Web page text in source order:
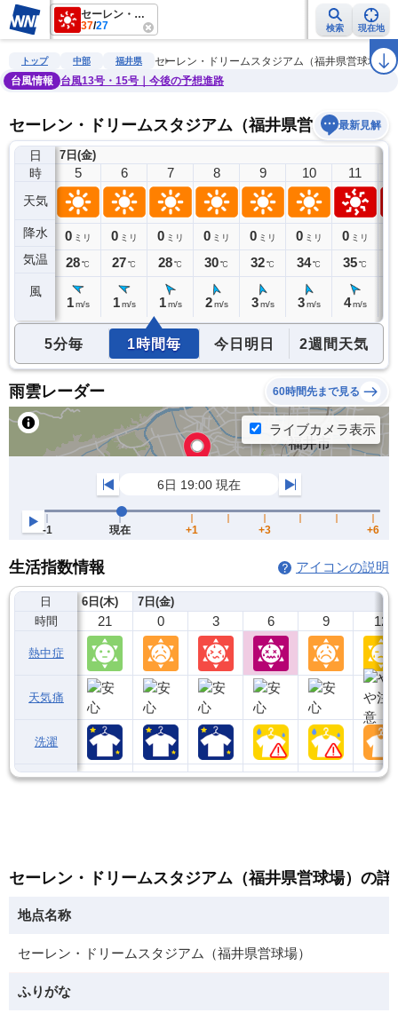
セーレン・ドリームスタジアム（福井県営球場）
37/27 検索 現在地
雨雲レーダー 台風情報 地震情報 警報・注意報 2週間天気 ラ
トップ 中部 福井県
セーレン・ドリームスタジアム（福井県営球場）
台風情報
台風13号・15号｜今後の予想進路
セーレン・ドリームスタジアム（福井県営球場）の天
最新見解
日
時
天気
降水
気温
風
7日(金)
4
0ミリ
28℃
5
0 ミリ
28℃
1 m/s
6
0 ミリ
27℃
1 m/s
7
0 ミリ
28℃
1 m/s
8
0 ミリ
30℃
2 m/s
9
0 ミリ
32℃
3 m/s
10
0 ミリ
34℃
3 m/s
11
0 ミリ
35℃
4 m/s
5分毎 1時間毎 今日明日 2週間天気
雨雲レーダー 60時間先まで見る
生活指数情報 アイコンの説明
日
時間
熱中症
天気痛
洗濯
6日(木)
21
7日(金)
0 3 6 9 12
セーレン・ドリームスタジアム（福井県営球場）の詳
地点名称
セーレン・ドリームスタジアム（福井県営球場）
ふりがな